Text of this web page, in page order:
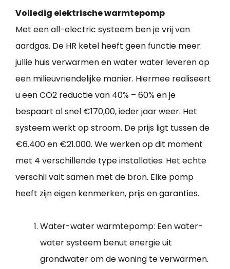
Volledig elektrische warmtepomp
Met een all-electric systeem ben je vrij van
aardgas. De HR ketel heeft geen functie meer:
jullie huis verwarmen en water water leveren op
een milieuvriendelijke manier. Hiermee realiseert
u een CO2 reductie van 40% – 60% en je
bespaart al snel €170,00, ieder jaar weer. Het
systeem werkt op stroom. De prijs ligt tussen de
€6.400 en €21.000. We werken op dit moment
met 4 verschillende type installaties. Het echte
verschil valt samen met de bron. Elke pomp
heeft zijn eigen kenmerken, prijs en garanties.
Water-water warmtepomp: Een water-
water systeem benut energie uit
grondwater om de woning te verwarmen.